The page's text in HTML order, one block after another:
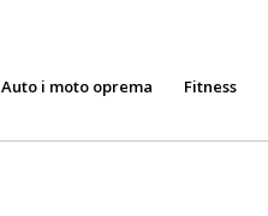
Auto i moto oprema Fitness